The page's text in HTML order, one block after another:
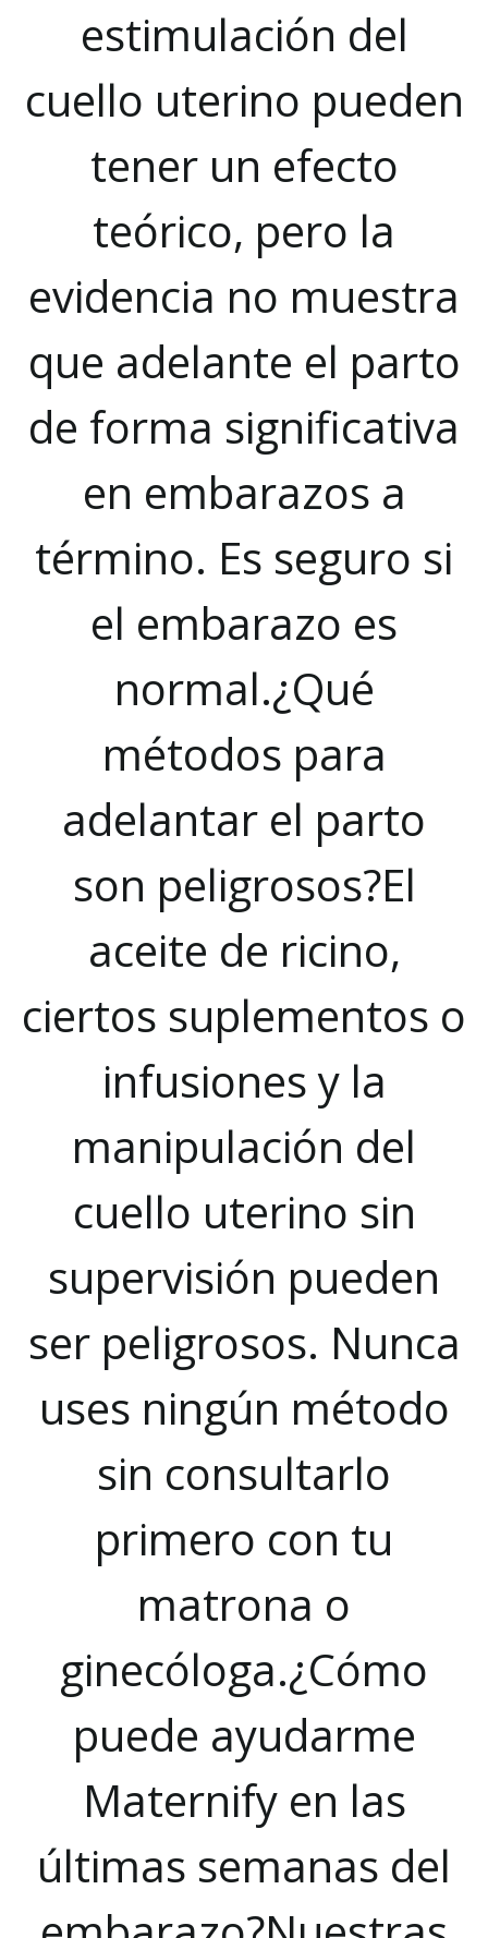
estimulación del
cuello uterino pueden
tener un efecto
teórico, pero la
evidencia no muestra
que adelante el parto
de forma significativa
en embarazos a
término. Es seguro si
el embarazo es
normal.¿Qué
métodos para
adelantar el parto
son peligrosos?El
aceite de ricino,
ciertos suplementos o
infusiones y la
manipulación del
cuello uterino sin
supervisión pueden
ser peligrosos. Nunca
uses ningún método
sin consultarlo
primero con tu
matrona o
ginecóloga.¿Cómo
puede ayudarme
Maternify en las
últimas semanas del